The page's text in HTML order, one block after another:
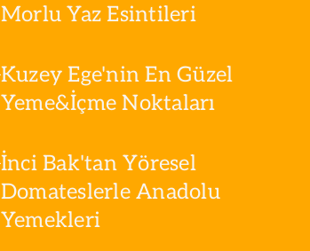
Morlu Yaz Esintileri
Kuzey Ege'nin En Güzel
Yeme&İçme Noktaları
İnci Bak'tan Yöresel
Domateslerle Anadolu
Yemekleri